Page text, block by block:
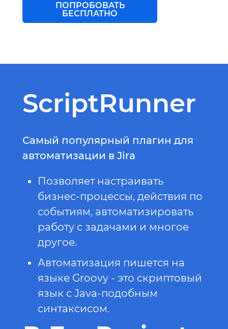
ПОПРОБОВАТЬ
БЕСПЛАТНО
ScriptRunner
Самый популярный плагин для
автоматизации в Jira
Позволяет настраивать
бизнес-процессы, действия по
событиям, автоматизировать
работу с задачами и многое
другое.
Автоматизация пишется на
языке Groovy - это скриптовый
язык с Java-подобным
синтаксисом.